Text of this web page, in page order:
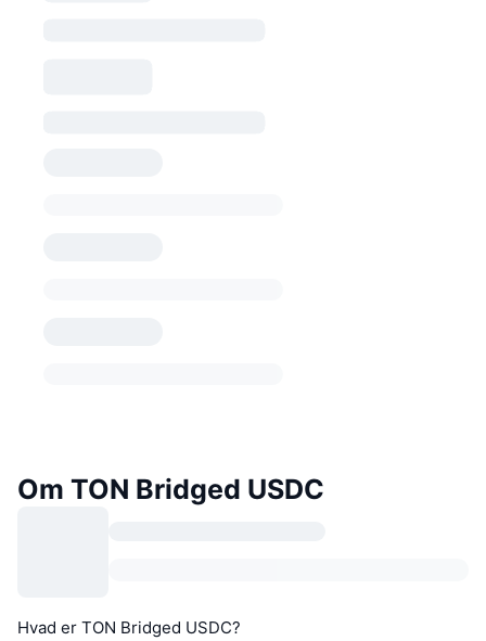
Om TON Bridged USDC
Hvad er TON Bridged USDC?